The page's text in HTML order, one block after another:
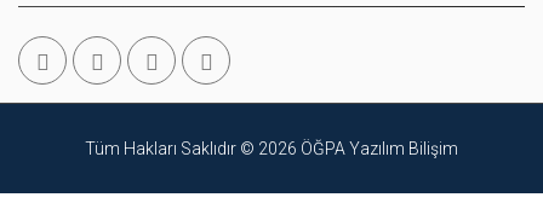
Tüm Hakları Saklıdır © 2026 ÖĞPA Yazılım Bilişim